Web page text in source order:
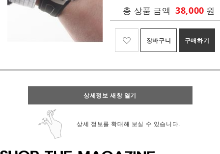
총 상품 금액 38,000 원
장바구니 구매하기
상세정보 새창 열기
상세 정보를 확대해 보실 수 있습니다.